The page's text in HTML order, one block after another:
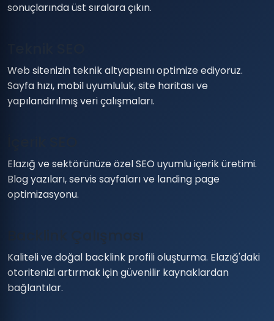
sonuçlarında üst sıralara çıkın.
Web sitenizin teknik altyapısını optimize ediyoruz.
Sayfa hızı, mobil uyumluluk, site haritası ve
yapılandırılmış veri çalışmaları.
Elazığ ve sektörünüze özel SEO uyumlu içerik üretimi.
Blog yazıları, servis sayfaları ve landing page
optimizasyonu.
Backlink Çalışması
Kaliteli ve doğal backlink profili oluşturma. Elazığ'daki
otoritenizi artırmak için güvenilir kaynaklardan
bağlantılar.